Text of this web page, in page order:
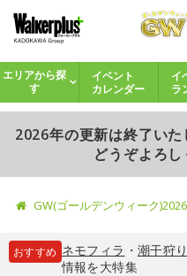
エリアから探
す
イベント
カレンダー
イ
ラ
2026年の更新は終了い
どうぞよろし
GW(ゴールデンウィーク)2026
おすすめ ネモフィラ ・ 潮干狩り
情報を大特集